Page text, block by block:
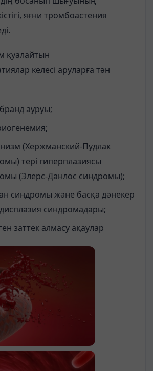
яғни тромбоастения
қуалайтын
келесі аруларға тән
ауруы;
(Хержманский-Пудлак
тері гиперплазиясы
(Элерс-Данлос синдромы);
синдромы және басқа дәнекер
дисплазия синдромадары;
заттек алмасу ақаулар